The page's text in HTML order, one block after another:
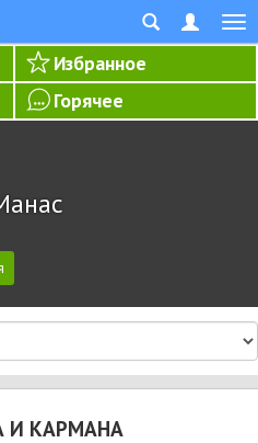
Избранное
Горячее
И КАРМАНА